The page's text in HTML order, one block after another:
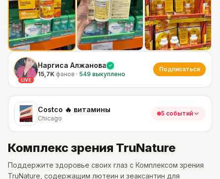
LIVE
Наргиса Алжанова
15,7K фанов · 549 выкуплено
Подписаться
Costco 🔥 витамины
Chicago
5 событий
Комплекс зрения TruNature
Поддержите здоровье своих глаз с Комплексом зрения
TruNature, содержащим лютеин и зеаксантин для